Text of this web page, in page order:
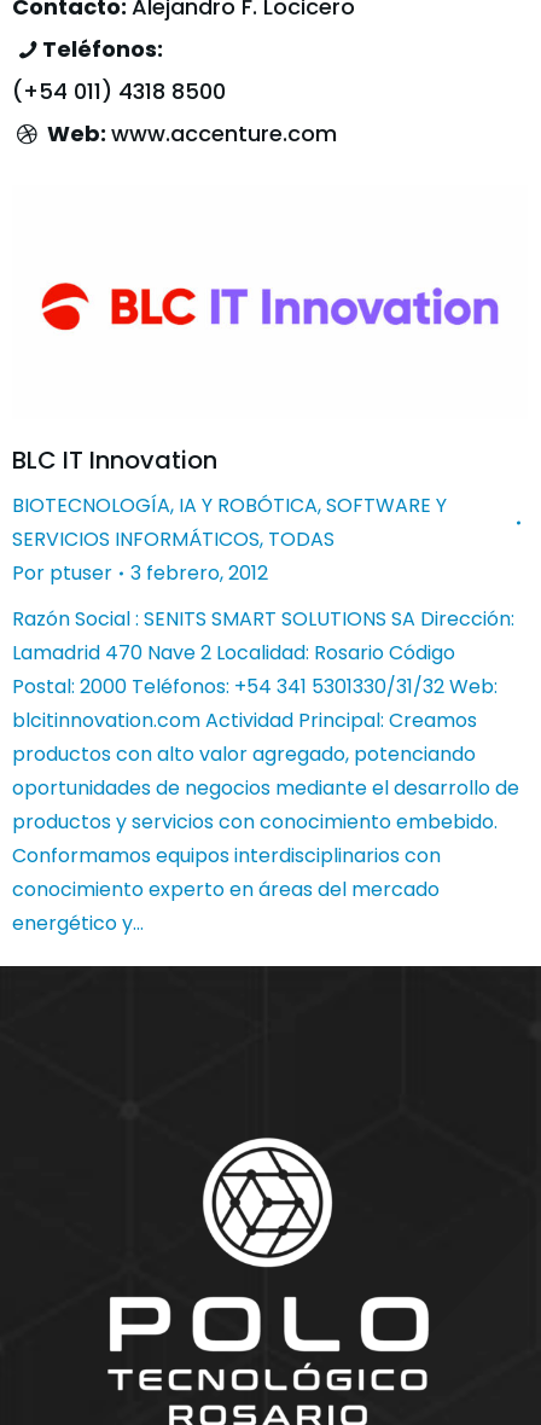
Contacto: Alejandro F. Locicero
Teléfonos:
(+54 011) 4318 8500
Web:www.accenture.com
BLC IT Innovation
BIOTECNOLOGÍA, IA Y ROBÓTICA,SOFTWARE Y
SERVICIOS INFORMÁTICOS, TODAS
Por ptuser
3 febrero, 2012
Razón Social : SENITS SMART SOLUTIONS SA Dirección:
Lamadrid 470 Nave 2 Localidad: Rosario Código
Postal: 2000 Teléfonos: +54 341 5301330/31/32 Web:
blcitinnovation.com Actividad Principal: Creamos
productos con alto valor agregado, potenciando
oportunidades de negocios mediante el desarrollo de
productos y servicios con conocimiento embebido.
Conformamos equipos interdisciplinarios con
conocimiento experto en áreas del mercado
energético y…